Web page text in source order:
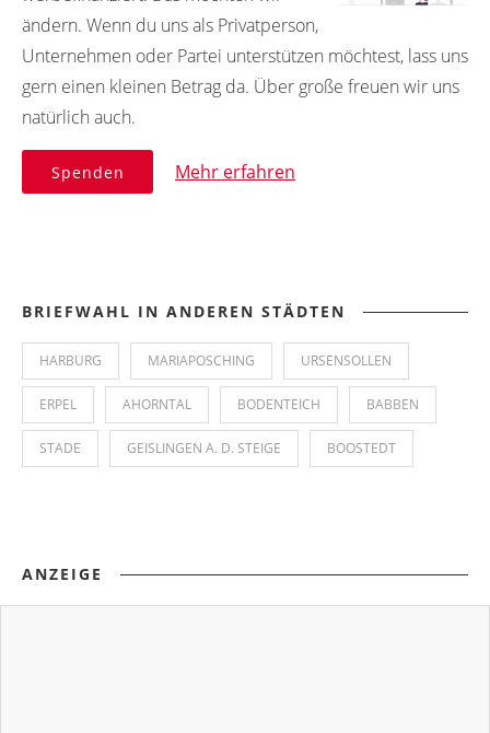
ändern. Wenn du uns als Privatperson,
Unternehmen oder Partei unterstützen möchtest, lass uns
gern einen kleinen Betrag da. Über große freuen wir uns
natürlich auch.
Spenden Mehr erfahren
BRIEFWAHL IN ANDEREN STÄDTEN
HARBURG MARIAPOSCHING URSENSOLLEN
ERPEL AHORNTAL BODENTEICH BABBEN
STADE GEISLINGEN A. D. STEIGE BOOSTEDT
ANZEIGE